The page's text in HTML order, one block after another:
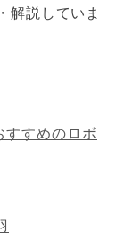
解説していま
すすめのロボ